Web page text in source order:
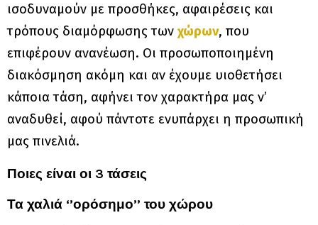
ισοδυναμούν με προσθήκες, αφαιρέσεις και
τρόπους διαμόρφωσης των χώρων, που
επιφέρουν ανανέωση. Οι προσωποποιημένη
διακόσμηση ακόμη και αν έχουμε υιοθετήσει
κάποια τάση, αφήνει τον χαρακτήρα μας ν’
αναδυθεί, αφού πάντοτε ενυπάρχει η προσωπική
μας πινελιά.
Ποιες είναι οι 3 τάσεις
Τα χαλιά ‘’ορόσημο’’ του χώρου